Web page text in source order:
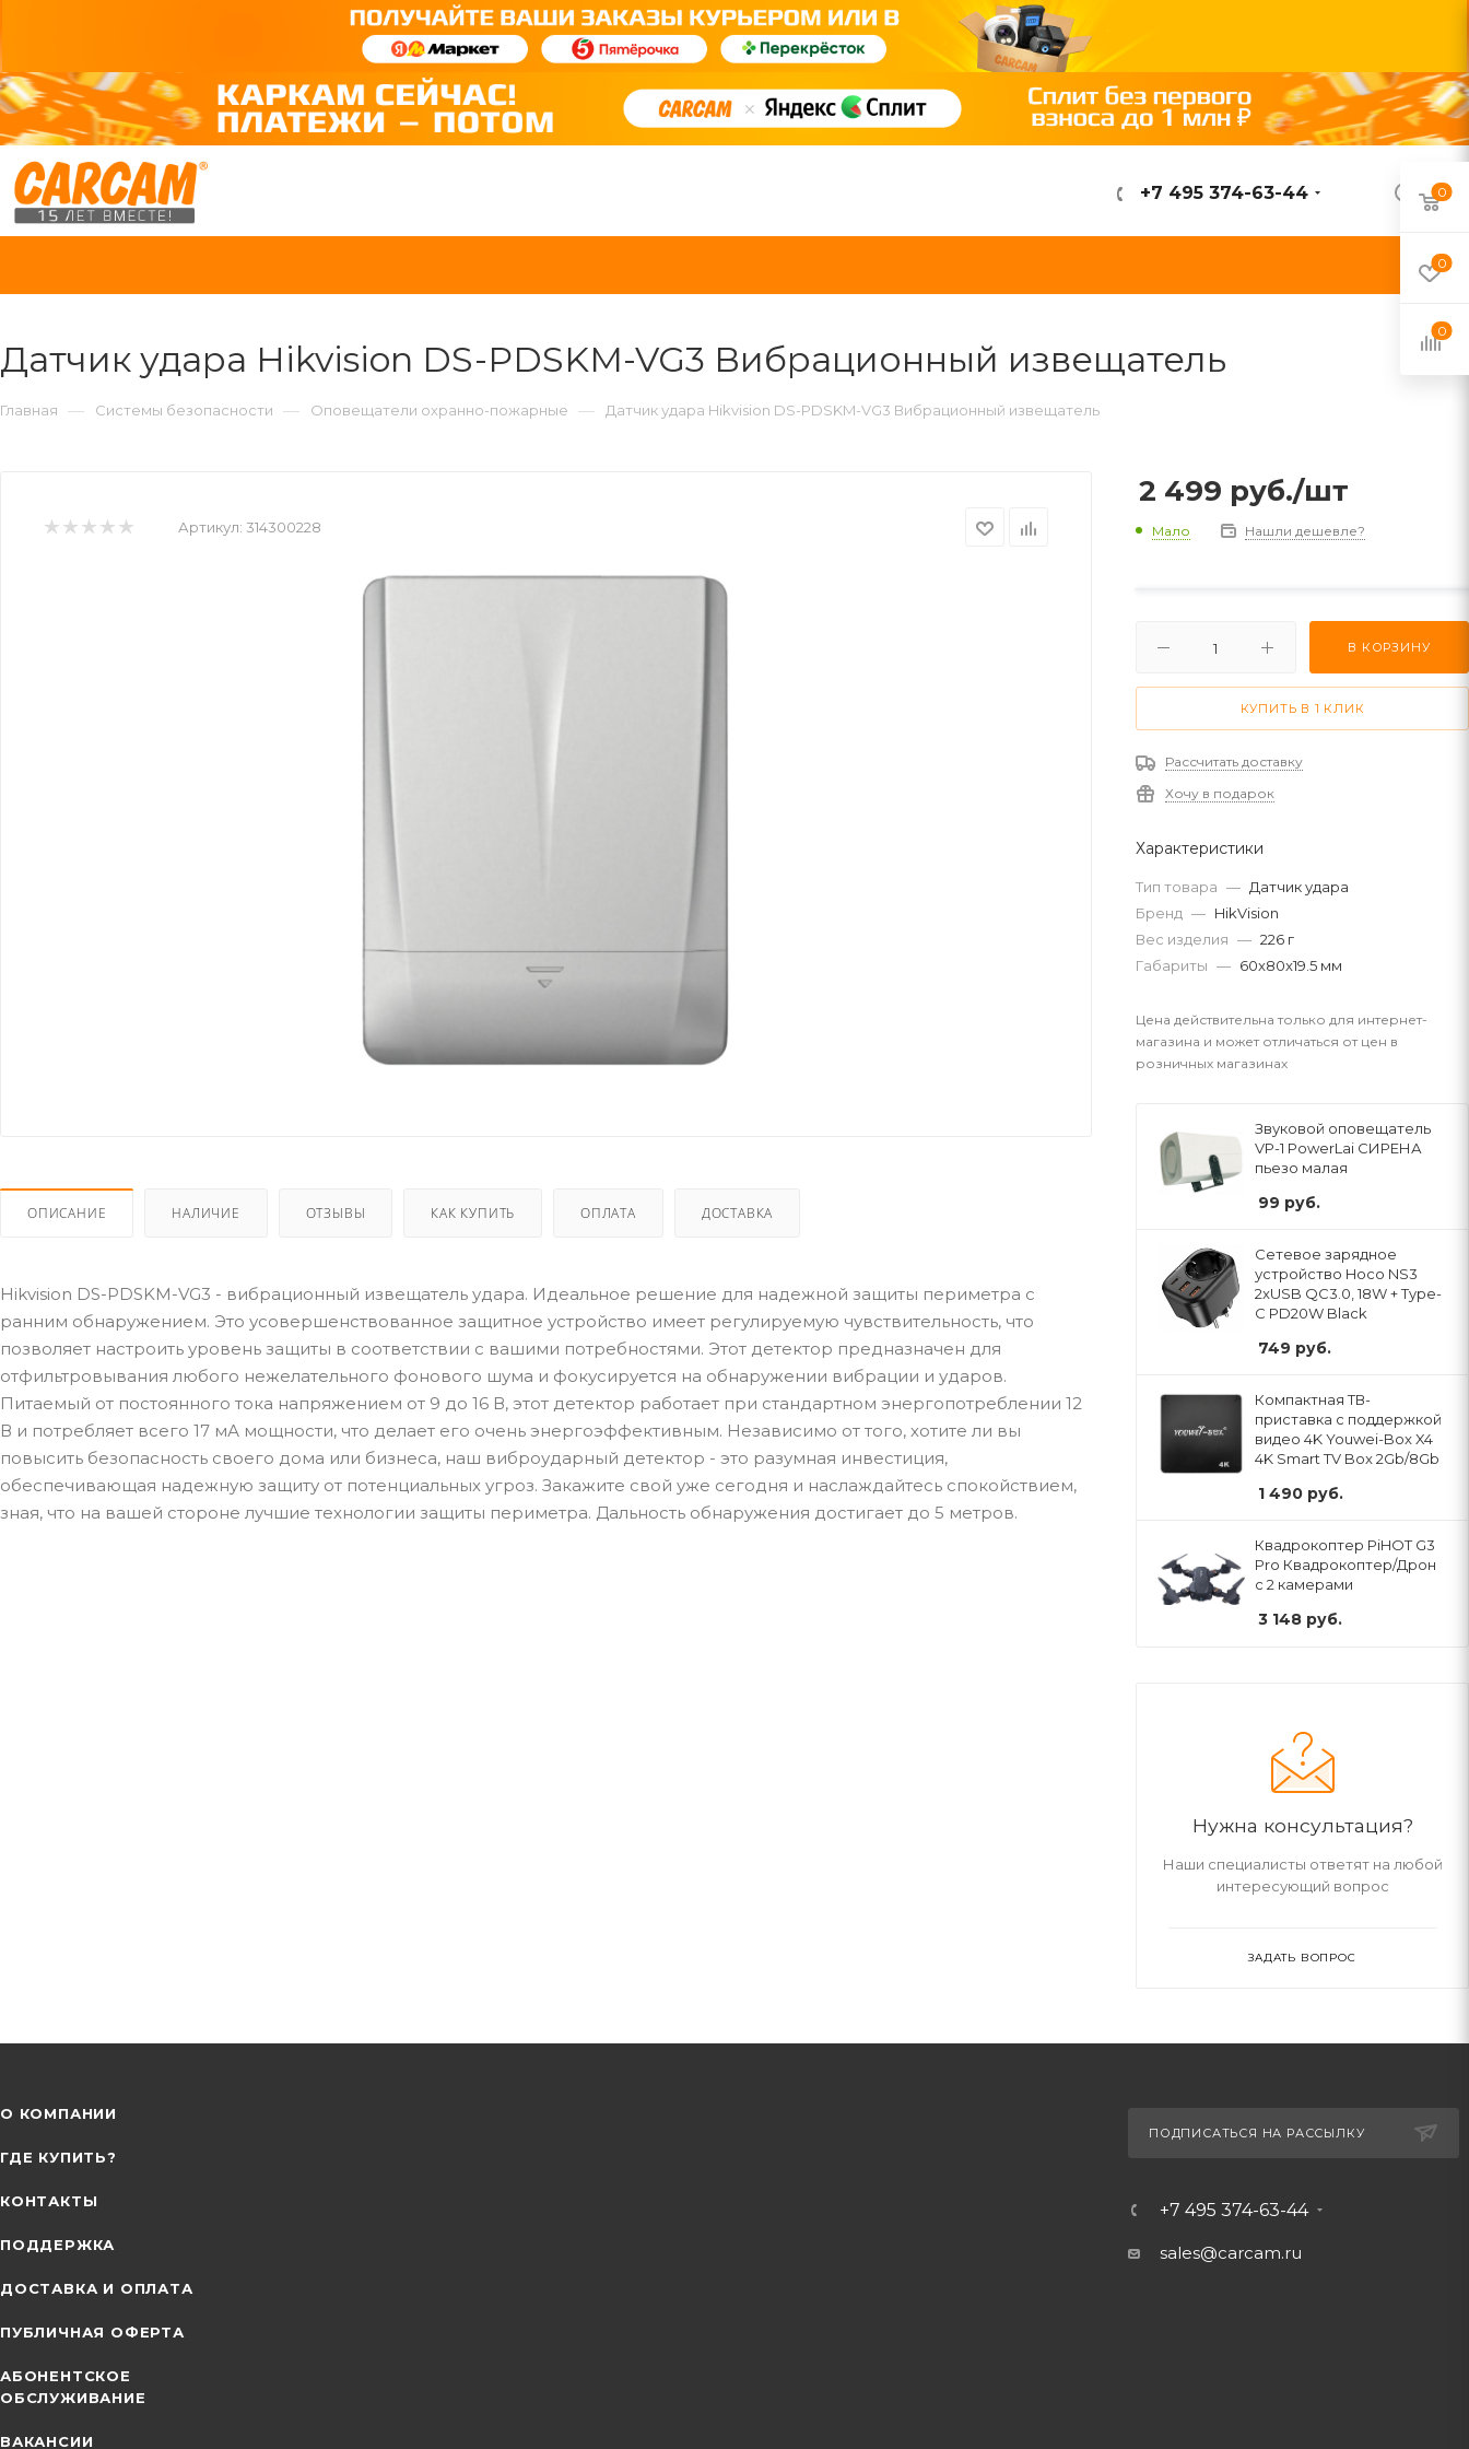
ВОЙТИ
+7 495 374-63-44
Датчик удара Hikvision DS-PDSKM-VG3 Вибрационный извещатель
Главная — Системы безопасности — Оповещатели охранно-пожарные — Датчик удара Hikvision DS-PDSKM-VG3 Вибрационный извещатель
Артикул: 314300228
ОПИСАНИЕ НАЛИЧИЕ ОТЗЫВЫ КАК КУПИТЬ ОПЛАТА ДОСТАВКА
Hikvision DS-PDSKM-VG3 - вибрационный извещатель удара. Идеальное решение для надежной защиты периметра с
ранним обнаружением. Это усовершенствованное защитное устройство имеет регулируемую чувствительность, что
позволяет настроить уровень защиты в соответствии с вашими потребностями. Этот детектор предназначен для
отфильтровывания любого нежелательного фонового шума и фокусируется на обнаружении вибрации и ударов.
Питаемый от постоянного тока напряжением от 9 до 16 В, этот детектор работает при стандартном энергопотреблении 12
В и потребляет всего 17 мА мощности, что делает его очень энергоэффективным. Независимо от того, хотите ли вы
повысить безопасность своего дома или бизнеса, наш виброударный детектор - это разумная инвестиция,
обеспечивающая надежную защиту от потенциальных угроз. Закажите свой уже сегодня и наслаждайтесь спокойствием,
зная, что на вашей стороне лучшие технологии защиты периметра. Дальность обнаружения достигает до 5 метров.
2 499 руб./шт
Мало Нашли дешевле?
В КОРЗИНУ
КУПИТЬ В 1 КЛИК
Рассчитать доставку
Хочу в подарок
Характеристики
Тип товара — Датчик удара
Бренд — HikVision
Вес изделия — 226 г
Габариты — 60x80x19.5 мм
Цена действительна только для интернет-
магазина и может отличаться от цен в
розничных магазинах
Звуковой оповещатель
VP-1 PowerLai СИРЕНА
пьезо малая
99 руб.
Сетевое зарядное
устройство Hoco NS3
2xUSB QC3.0, 18W + Type-
C PD20W Black
749 руб.
Компактная ТВ-
приставка с поддержкой
видео 4K Youwei-Box X4
4K Smart TV Box 2Gb/8Gb
1 490 руб.
Квадрокоптер PiHOT G3
Pro Квадрокоптер/Дрон
с 2 камерами
3 148 руб.
Нужна консультация?
Наши специалисты ответят на любой
интересующий вопрос
ЗАДАТЬ ВОПРОС
О КОМПАНИИ
ГДЕ КУПИТЬ?
КОНТАКТЫ
ПОДДЕРЖКА
ДОСТАВКА И ОПЛАТА
ПУБЛИЧНАЯ ОФЕРТА
АБОНЕНТСКОЕ
ОБСЛУЖИВАНИЕ
ВАКАНСИИ
ПОДПИСАТЬСЯ НА РАССЫЛКУ
+7 495 374-63-44
sales@carcam.ru
0
0
0